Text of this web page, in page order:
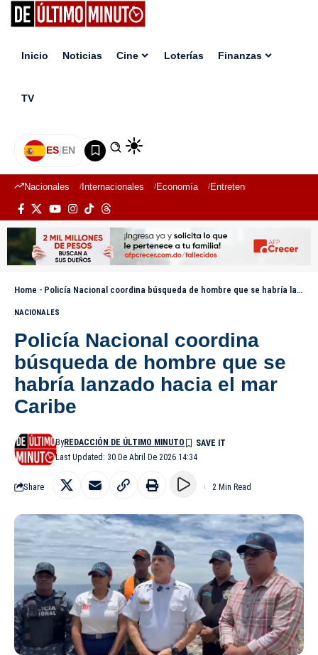
Inicio Noticias Cine Loterías Finanzas
TV
ES|EN
Nacionales Internacionales Economía Entretenimiento
Home - Policía Nacional coordina búsqueda de hombre que se habría lanzado hacia el mar Caribe
NACIONALES
Policía Nacional coordina
búsqueda de hombre que se
habría lanzado hacia el mar
Caribe
Last Updated: 30 De Abril De 2026 14:34
ByREDACCIÓN DE ÚLTIMO MINUTO
Share 2 Min Read